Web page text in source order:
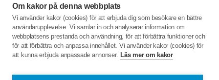
Om kakor på denna webbplats
Vi använder kakor (cookies) för att erbjuda dig som besökare en bättre
användarupplevelse. Vi samlar in och analyserar information om
webbplatsens prestanda och användning, för att förbättra funktioner och
för att förbättra och anpassa innehållet. Vi använder kakor (cookies) för
att kunna erbjuda anpassade annonser. Läs mer om kakor
Om föreningen
Kontakta oss
Bli medlem